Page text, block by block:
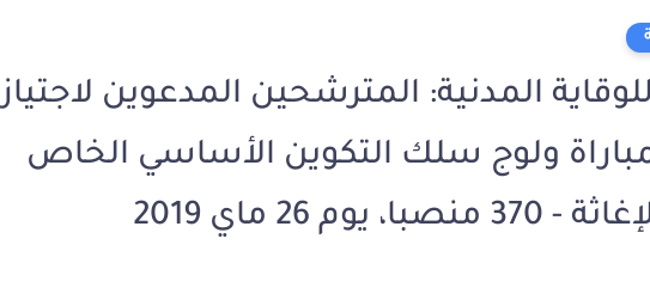
المدنية: المترشحين المدعوين لاجتياز
لمباراة ولوج سلك التكوين الأساسي الخاص
26 ماي 2019